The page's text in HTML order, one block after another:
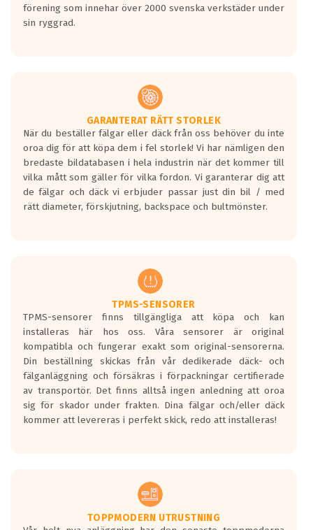
förening som innehar över 2000 svenska verkstäder under
sin ryggrad.
GARANTERAT RÄTT STORLEK
När du beställer fälgar eller däck från oss behöver du inte
oroa dig för att köpa dem i fel storlek! Vi har nämligen den
bredaste bildatabasen i hela industrin när det kommer till
vilka mått som gäller för vilka fordon. Vi garanterar dig att
de fälgar och däck vi erbjuder passar just din bil / med
rätt diameter, förskjutning, backspace och bultmönster.
TPMS-SENSORER
TPMS-sensorer finns tillgängliga att köpa och kan
installeras här hos oss. Våra sensorer är original
kompatibla och fungerar exakt som original-sensorerna.
Din beställning skickas från vår dedikerade däck- och
fälganläggning och försäkras i förpackningar certifierade
av transportör. Det finns alltså ingen anledning att oroa
sig för skador under frakten. Dina fälgar och/eller däck
kommer att levereras i perfekt skick, redo att installeras!
TOPPMODERN UTRUSTNING